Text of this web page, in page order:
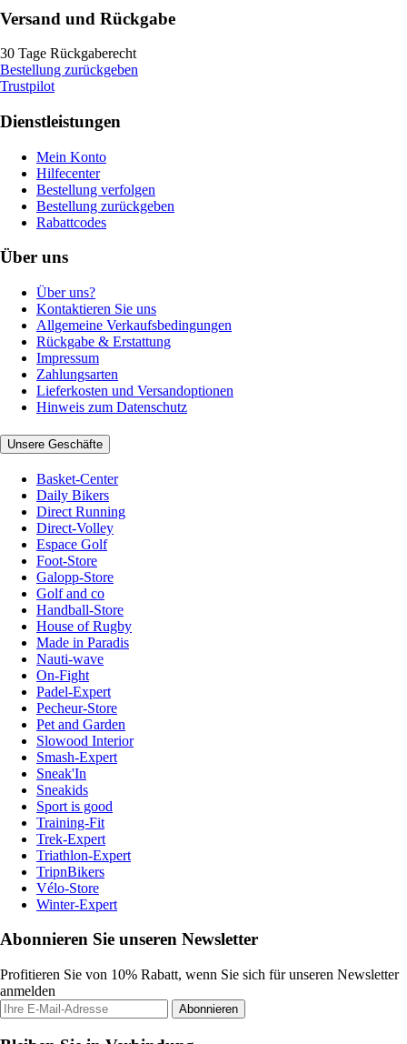
Versand und Rückgabe
30 Tage Rückgaberecht
Bestellung zurückgeben
Trustpilot
Dienstleistungen
Mein Konto
Hilfecenter
Bestellung verfolgen
Bestellung zurückgeben
Rabattcodes
Über uns
Über uns?
Kontaktieren Sie uns
Allgemeine Verkaufsbedingungen
Rückgabe & Erstattung
Impressum
Zahlungsarten
Lieferkosten und Versandoptionen
Hinweis zum Datenschutz
Unsere Geschäfte
Basket-Center
Daily Bikers
Direct Running
Direct-Volley
Espace Golf
Foot-Store
Galopp-Store
Golf and co
Handball-Store
House of Rugby
Made in Paradis
Nauti-wave
On-Fight
Padel-Expert
Pecheur-Store
Pet and Garden
Slowood Interior
Smash-Expert
Sneak'In
Sneakids
Sport is good
Training-Fit
Trek-Expert
Triathlon-Expert
TripnBikers
Vélo-Store
Winter-Expert
Abonnieren Sie unseren Newsletter
Profitieren Sie von 10% Rabatt, wenn Sie sich für unseren Newsletter
anmelden
Abonnieren